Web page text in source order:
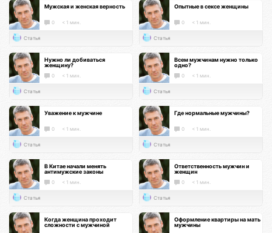
Мужская и женская верность
0 < 1 мин.
Статья
Опытные в сексе женщины
0 < 1 мин.
Статья
Нужно ли добиваться
женщину?
0 < 1 мин.
Статья
Всем мужчинам нужно только
одно?
0 < 1 мин.
Статья
Уважение к мужчине
0 < 1 мин.
Статья
Где нормальные мужчины?
0 < 1 мин.
Статья
В Китае начали менять
антимужские законы
0 < 1 мин.
Статья
Ответственность мужчин и
женщин
0 < 1 мин.
Статья
Когда женщина проходит
сложности с мужчиной
Оформление квартиры на мать
мужчины